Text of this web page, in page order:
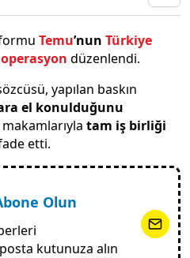
Temu’nun Türkiye
operasyon düzenlendi.
yapılan baskın
el konulduğunu
tam iş birliği
etti.
Olun
kutunuza alın